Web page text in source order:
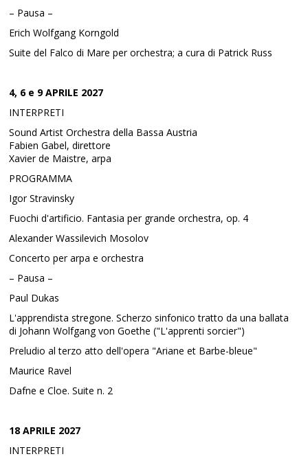
– Pausa –
Erich Wolfgang Korngold
Suite del Falco di Mare per orchestra; a cura di Patrick Russ
4, 6 e 9 APRILE 2027
INTERPRETI
Sound Artist Orchestra della Bassa Austria
Fabien Gabel, direttore
Xavier de Maistre, arpa
PROGRAMMA
Igor Stravinsky
Fuochi d'artificio. Fantasia per grande orchestra, op. 4
Alexander Wassilevich Mosolov
Concerto per arpa e orchestra
– Pausa –
Paul Dukas
L'apprendista stregone. Scherzo sinfonico tratto da una ballata
di Johann Wolfgang von Goethe ("L'apprenti sorcier")
Preludio al terzo atto dell'opera "Ariane et Barbe-bleue"
Maurice Ravel
Dafne e Cloe. Suite n. 2
18 APRILE 2027
INTERPRETI